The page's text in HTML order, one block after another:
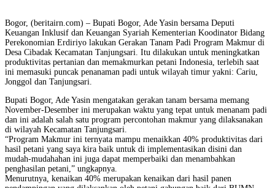
Bogor, (beritairn.com) – Bupati Bogor, Ade Yasin bersama Deputi
Keuangan Inklusif dan Keuangan Syariah Kementerian Koodinator Bidang
Perekonomian Erdiriyo lakukan Gerakan Tanam Padi Program Makmur di
Desa Cibadak Kecamatan Tanjungsari. Itu dilakukan untuk meningkatkan
produktivitas pertanian dan memakmurkan petani Indonesia, terlebih saat
ini memasuki puncak penanaman padi untuk wilayah timur yakni: Cariu,
Jonggol dan Tanjungsari.
Bupati Bogor, Ade Yasin mengatakan gerakan tanam bersama memang
November-Desember ini merupakan waktu yang tepat untuk menanam padi
dan ini adalah salah satu program percontohan makmur yang dilaksanakan
di wilayah Kecamatan Tanjungsari.
“Program Makmur ini ternyata mampu menaikkan 40% produktivitas dari
hasil petani yang saya kira baik untuk di implementasikan disini dan
mudah-mudahahan ini juga dapat memperbaiki dan menambahkan
penghasilan petani,” ungkapnya.
Menurutnya, kenaikan 40% merupakan kenaikan dari hasil panen